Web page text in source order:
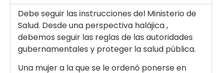
Debe seguir las instrucciones del Ministerio de
Salud. Desde una perspectiva halájica ,
debemos seguir las reglas de las autoridades
gubernamentales y proteger la salud pública.
Una mujer a la que se le ordenó ponerse en